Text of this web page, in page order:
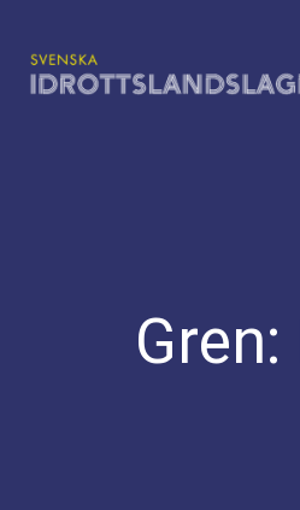
till
innehåll
Gren: